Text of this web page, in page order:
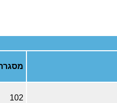
102